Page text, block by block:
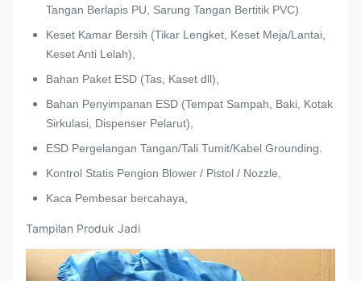
Tangan Berlapis PU, Sarung Tangan Bertitik PVC)
Keset Kamar Bersih (Tikar Lengket, Keset Meja/Lantai,
Keset Anti Lelah),
Bahan Paket ESD (Tas, Kaset dll),
Bahan Penyimpanan ESD (Tempat Sampah, Baki, Kotak
Sirkulasi, Dispenser Pelarut),
ESD Pergelangan Tangan/Tali Tumit/Kabel Grounding.
Kontrol Statis Pengion Blower / Pistol / Nozzle,
Kaca Pembesar bercahaya,
Tampilan Produk Jadi